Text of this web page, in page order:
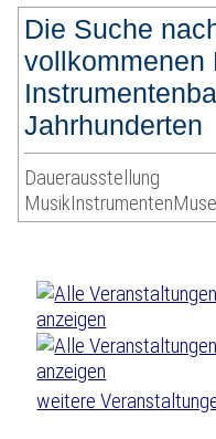
Die Suche
vollkommenen
Jahrhunderten
Dauerausstellung
weitere